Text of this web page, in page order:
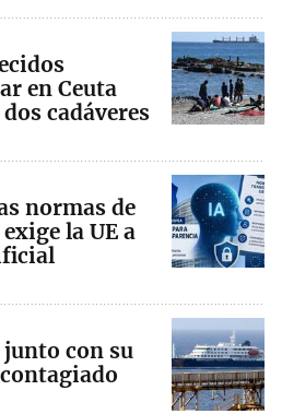
en Ceuta
cadáveres
normas de
la UE a
junto con su